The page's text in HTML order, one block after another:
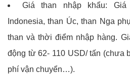
Giá than nhập khẩu:
Indonesia, than Úc, than Nga
than và thời điểm nhập hàng.
động từ 62- 110 USD/ tấn (chưa
phí vận chuyển…).